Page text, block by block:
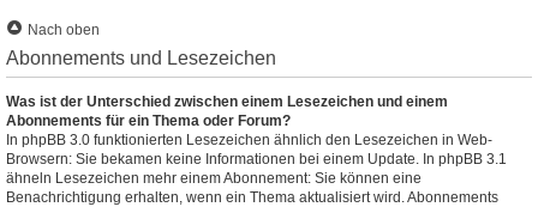
Nach oben
Abonnements und Lesezeichen
Was ist der Unterschied zwischen einem Lesezeichen und einem
Abonnements für ein Thema oder Forum?
In phpBB 3.0 funktionierten Lesezeichen ähnlich den Lesezeichen in Web-
Browsern: Sie bekamen keine Informationen bei einem Update. In phpBB 3.1
ähneln Lesezeichen mehr einem Abonnement: Sie können eine
Benachrichtigung erhalten, wenn ein Thema aktualisiert wird. Abonnements